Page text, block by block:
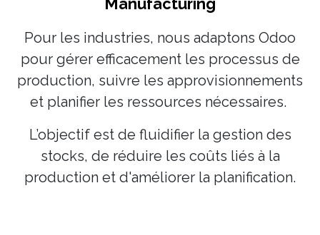
Manufacturing
Pour les industries, nous adaptons Odoo
pour gérer efficacement les processus de
production, suivre les approvisionnements
et planifier les ressources nécessaires.
L’objectif est de fluidifier la gestion des
stocks, de réduire les coûts liés à la
production et d'améliorer la planification.